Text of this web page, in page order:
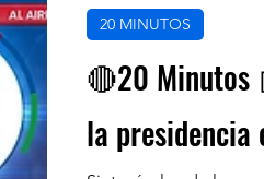
🔴20
la presidencia
20 MINUTOS